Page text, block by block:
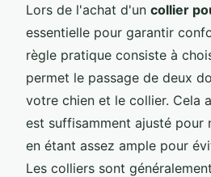
Lors de l'achat d'un collier
essentielle pour garantir
règle pratique consiste à
permet le passage de deux
votre chien et le collier. Cela
est suffisamment ajusté pour
en étant assez ample pour
Les colliers sont